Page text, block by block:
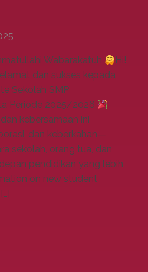
Wabarakatuh
Hi!
dan sukses kepada
Sekolah SMP
Periode 2025/2026
kebersamaan ini
dan keberkahan—
sekolah, orang tua, dan
pendidikan yang lebih
on new student